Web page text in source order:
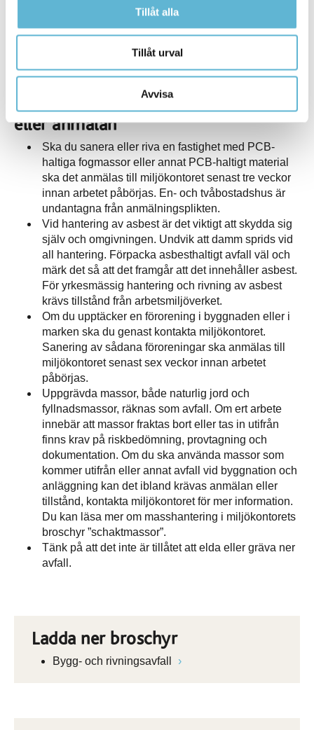
Tillåt alla
Tillåt urval
Avvisa
aktuella avfallet. När du lämnar över farligt avfall till en
transportör ska du också se till att ett transportdokument
skrivs.
orsakar några utsläpp eller nedskräpning.
Viss hantering/åtgärd kräver tillstånd
eller anmälan
Ska du sanera eller riva en fastighet med PCB-
haltiga fogmassor eller annat PCB-haltigt material
ska det anmälas till miljökontoret senast tre veckor
innan arbetet påbörjas. En- och tvåbostadshus är
undantagna från anmälningsplikten.
Vid hantering av asbest är det viktigt att skydda sig
själv och omgivningen. Undvik att damm sprids vid
all hantering. Förpacka asbesthaltigt avfall väl och
märk det så att det framgår att det innehåller asbest.
För yrkesmässig hantering och rivning av asbest
krävs tillstånd från arbetsmiljöverket.
Om du upptäcker en förorening i byggnaden eller i
marken ska du genast kontakta miljökontoret.
Sanering av sådana föroreningar ska anmälas till
miljökontoret senast sex veckor innan arbetet
påbörjas.
Uppgrävda massor, både naturlig jord och
fyllnadsmassor, räknas som avfall. Om ert arbete
innebär att massor fraktas bort eller tas in utifrån
finns krav på riskbedömning, provtagning och
dokumentation. Om du ska använda massor som
kommer utifrån eller annat avfall vid byggnation och
anläggning kan det ibland krävas anmälan eller
tillstånd, kontakta miljökontoret för mer information.
Du kan läsa mer om mass­hantering i miljökontorets
broschyr ”schaktmassor”.
Tänk på att det inte är tillåtet att elda eller gräva ner
avfall.
Ladda ner broschyr
Bygg- och rivningsavfall